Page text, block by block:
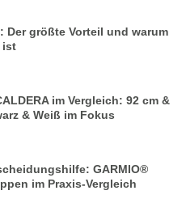
Der größte Vorteil und warum
ist
im Vergleich: 92 cm &
& Weiß im Fokus
GARMIO®
im Praxis-Vergleich